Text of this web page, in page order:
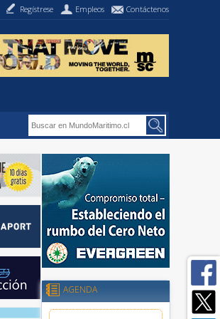
Regístrese Empleos Contáctenos
AGENDA